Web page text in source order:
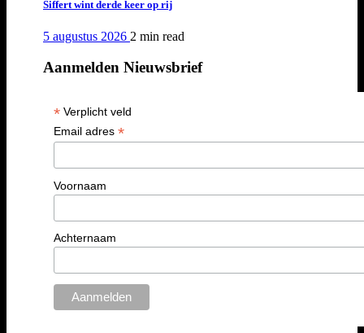
Siffert wint derde keer op rij
5 augustus 2026 2 min read
Aanmelden Nieuwsbrief
*Verplicht veld
Email adres *
Voornaam
Achternaam